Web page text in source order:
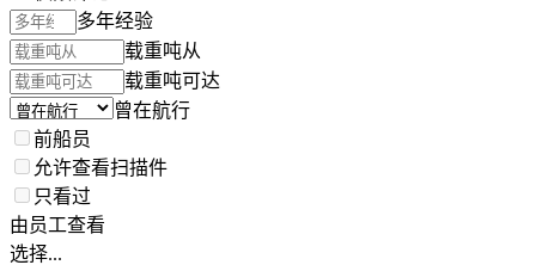
多年经验
载重吨从
载重吨可达
曾在航行
前船员
允许查看扫描件
只看过
由员工查看
选择...